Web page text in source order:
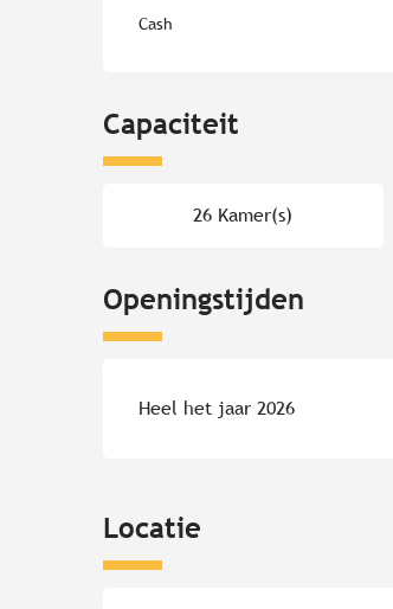
Cash
Capaciteit
26 Kamer(s)
Openingstijden
Heel het jaar 2026
Locatie